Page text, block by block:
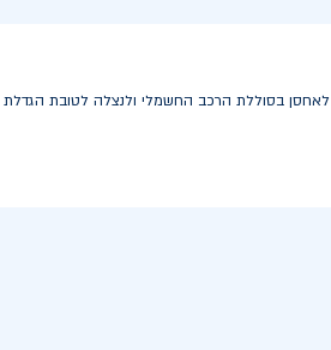
לאחסן בסוללת הרכב החשמלי ולנצלה לטובת הגדלת